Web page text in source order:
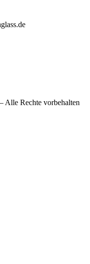
Alle Rechte vorbehalten